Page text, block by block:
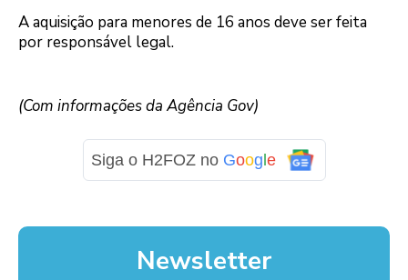
A aquisição para menores de 16 anos deve ser feita
por responsável legal.
(Com informações da Agência Gov)
Siga o H2FOZ no Goog e
Newsletter